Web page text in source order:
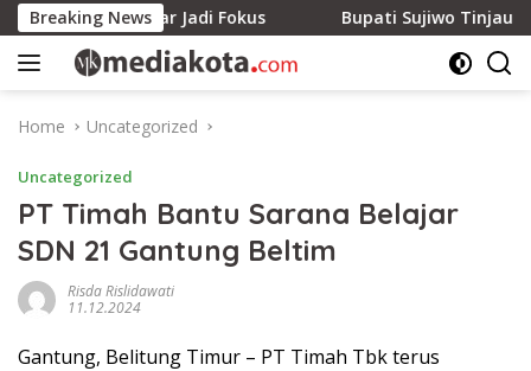
Skip
to
content
Breaking News
Besar Jadi Fokus Bupati Sujiwo Tinjau Rencana
Home Uncategorized
Uncategorized
PT Timah Bantu Sarana Belajar
SDN 21 Gantung Beltim
Risda Rislidawati
11.12.2024
Gantung, Belitung Timur – PT Timah Tbk terus